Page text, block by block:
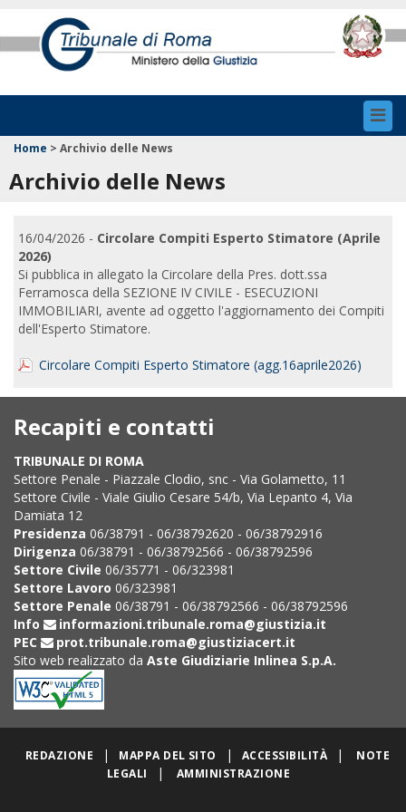
Home > Archivio delle News
Archivio delle News
16/04/2026 - Circolare Compiti Esperto Stimatore (Aprile
2026)
Si pubblica in allegato la Circolare della Pres. dott.ssa
Ferramosca della SEZIONE IV CIVILE - ESECUZIONI
IMMOBILIARI, avente ad oggetto l'aggiornamento dei Compiti
dell'Esperto Stimatore.
Circolare Compiti Esperto Stimatore (agg.16aprile2026)
Recapiti e contatti
TRIBUNALE DI ROMA
Settore Penale - Piazzale Clodio, snc - Via Golametto, 11
Settore Civile - Viale Giulio Cesare 54/b, Via Lepanto 4, Via
Damiata 12
Presidenza 06/38791 - 06/38792620 - 06/38792916
Dirigenza 06/38791 - 06/38792566 - 06/38792596
Settore Civile 06/35771 - 06/323981
Settore Lavoro 06/323981
Settore Penale 06/38791 - 06/38792566 - 06/38792596
Info
informazioni.tribunale.roma@giustizia.it
PEC
prot.tribunale.roma@giustiziacert.it
Sito web realizzato da Aste Giudiziarie Inlinea S.p.A.
REDAZIONE | MAPPA DEL SITO | ACCESSIBILITÀ |
NOTE
LEGALI
| AMMINISTRAZIONE